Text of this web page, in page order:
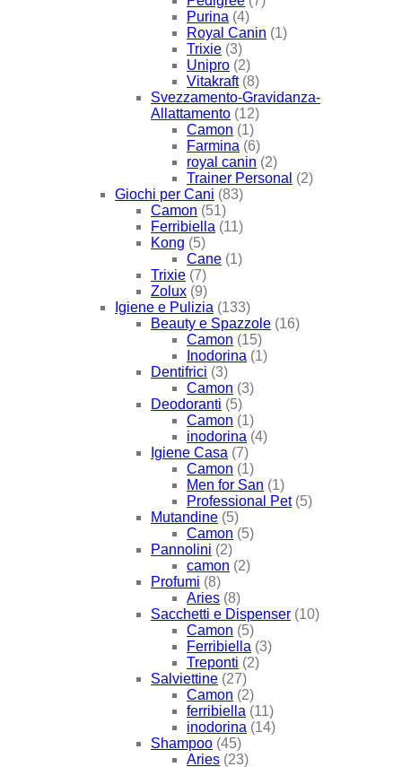
Purina (4)
Royal Canin (1)
Trixie (3)
Unipro (2)
Vitakraft (8)
Svezzamento-Gravidanza-
Allattamento (12)
Camon (1)
Farmina (6)
royal canin (2)
Trainer Personal (2)
Giochi per Cani (83)
Camon (51)
Ferribiella (11)
Kong (5)
Cane (1)
Trixie (7)
Zolux (9)
Igiene e Pulizia (133)
Beauty e Spazzole (16)
Camon (15)
Inodorina (1)
Dentifrici (3)
Camon (3)
Deodoranti (5)
Camon (1)
inodorina (4)
Igiene Casa (7)
Camon (1)
Men for San (1)
Professional Pet (5)
Mutandine (5)
Camon (5)
Pannolini (2)
camon (2)
Profumi (8)
Aries (8)
Sacchetti e Dispenser (10)
Camon (5)
Ferribiella (3)
Treponti (2)
Salviettine (27)
Camon (2)
ferribiella (11)
inodorina (14)
Shampoo (45)
Aries (23)